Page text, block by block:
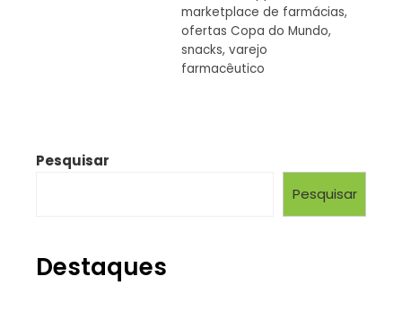
marketplace de farmácias,
ofertas Copa do Mundo,
snacks, varejo
farmacêutico
Pesquisar
Pesquisar
Destaques